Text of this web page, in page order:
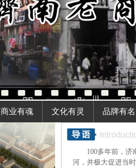
商业有魂 文化有灵 品牌有名
100多年前，
河，并极大促进当